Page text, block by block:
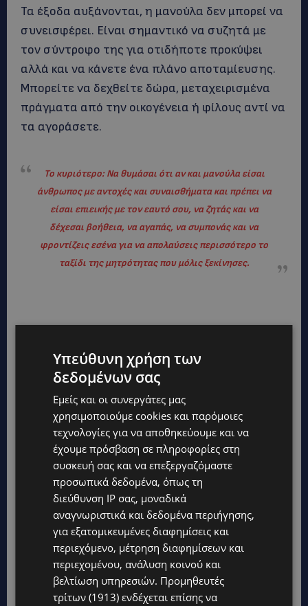
Τα έξοδα αυξάνονται, η μανούλα δεν μπορεί να
συνεισφέρει. Είναι σημαντικό να συζητά με
τον σύντροφο της για οτιδήποτε προκύψει
αλλά και να κάνετε ένα πλάνο αποταμίευσης.
Μπορείτε να δεχθείτε δώρα, μεταχειρισμένα
πράγματα από την οικογένεια ή φίλους αντί να
τα αγοράσετε.
Το κυριότερο: Να θυμάσαι ότι αν και μανούλα είσαι
άνθρωπος με αντοχές και συναισθήματα και πρέπει να
είσαι επιεικής με τον εαυτό σου, να ζητάς και να
δέχεσαι βοήθεια, να αγαπάς, να συμπονάς και να
φροντίζεις εσένα για να απολαύσεις περισσότερο το
ταξίδι της μητρότητας που μόλις ξεκίνησες.
Υπεύθυνη χρήση των
δεδομένων σας
Εμείς και οι συνεργάτες μας
χρησιμοποιούμε cookies και παρόμοιες
τεχνολογίες για να αποθηκεύουμε και να
έχουμε πρόσβαση σε πληροφορίες στη
συσκευή σας και να επεξεργαζόμαστε
προσωπικά δεδομένα, όπως τη
διεύθυνση IP σας, μοναδικά
αναγνωριστικά και δεδομένα περιήγησης,
για εξατομικευμένες διαφημίσεις και
περιεχόμενο, μέτρηση διαφημίσεων και
περιεχομένου, ανάλυση κοινού και
βελτίωση υπηρεσιών. Προμηθευτές
τρίτων (1913) ενδέχεται επίσης να